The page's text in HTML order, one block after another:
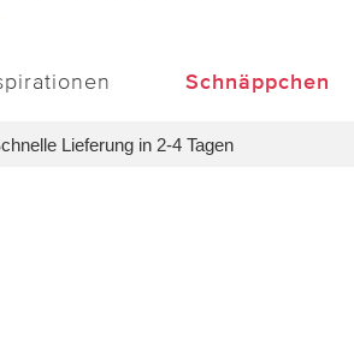
Schnäppchen
Lieferung in 2-4 Tagen